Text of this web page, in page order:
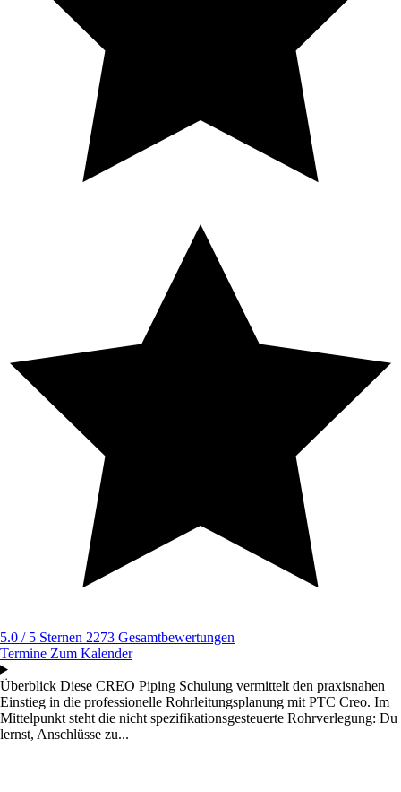
5.0 / 5 Sternen 2273 Gesamtbewertungen
Termine Zum Kalender
Überblick Diese CREO Piping Schulung vermittelt den praxisnahen
Einstieg in die professionelle Rohrleitungsplanung mit PTC Creo. Im
Mittelpunkt steht die nicht spezifikationsgesteuerte Rohrverlegung: Du
lernst, Anschlüsse zu...